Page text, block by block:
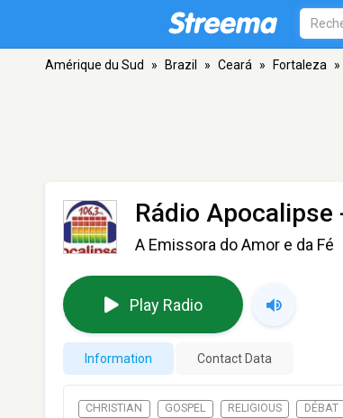
Amérique du Sud » Brazil » Ceará » Fortaleza »
Rádio Apocalipse
A Emissora do Amor e da Fé
Play Radio
Information Contact Data
CHRISTIAN GOSPEL RELIGIOUS DÉBAT